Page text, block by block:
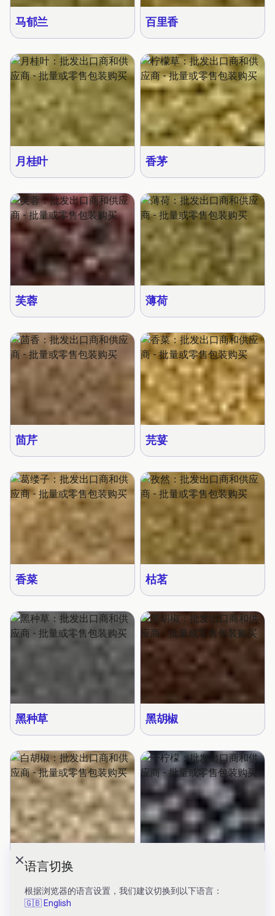
马郁兰 百里香
月桂叶 香茅
芙蓉 薄荷
茴芹 芫荽
香菜 枯茗
黑种草 黑胡椒
白胡椒
Close modal
语言切换
根据浏览器的语言设置，我们建议切换到以下语言：
🇬🇧 English